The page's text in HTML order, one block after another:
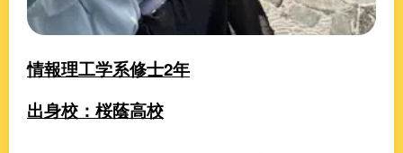
情報理工学系修士2年
出身校：桜蔭高校